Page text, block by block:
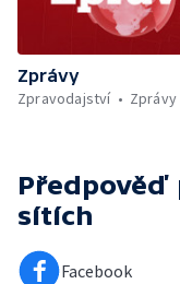
Zprávy
Zpravodajství
Zprávy
Předpověď
sítích
Facebook